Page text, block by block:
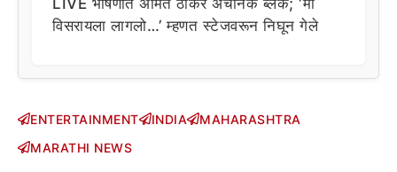
LIVE भाषणात अमित ठाकरे अचानक ब्लँक; ‘मी
विसरायला लागलो…’ म्हणत स्टेजवरून निघून गेले
ENTERTAINMENT INDIA
MAHARASHTRA
MARATHI NEWS